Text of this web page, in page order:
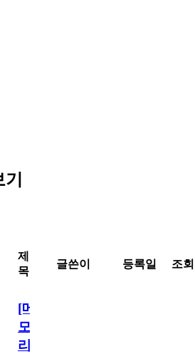
제
목
글쓴이 등록일 조회
[메
모
리